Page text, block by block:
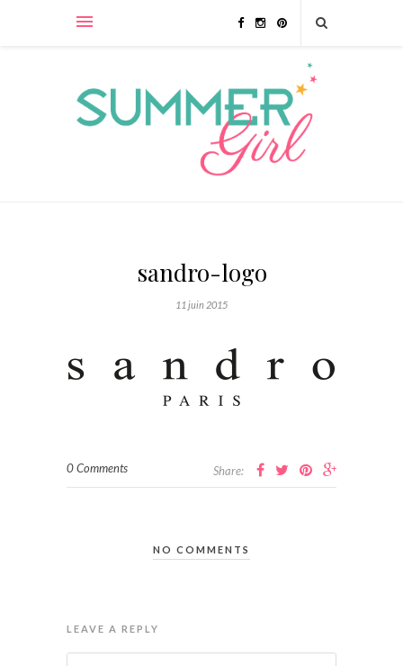
sandro-logo
11 juin 2015
0 Comments Share:
NO COMMENTS
LEAVE A REPLY